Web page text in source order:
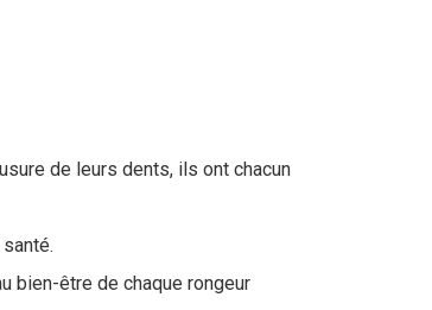
de leurs dents, ils ont chacun
bien-être de chaque rongeur